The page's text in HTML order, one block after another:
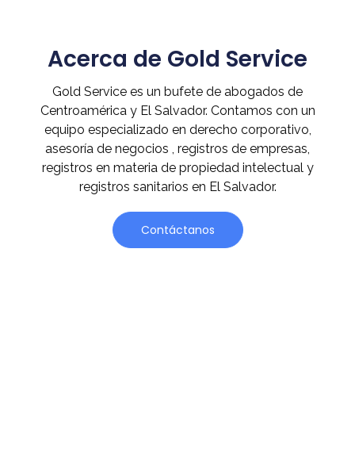
Acerca de Gold Service
Gold Service es un bufete de abogados de
Centroamérica y El Salvador. Contamos con un
equipo especializado en derecho corporativo,
asesoría de negocios , registros de empresas,
registros en materia de propiedad intelectual y
registros sanitarios en El Salvador.
Contáctanos